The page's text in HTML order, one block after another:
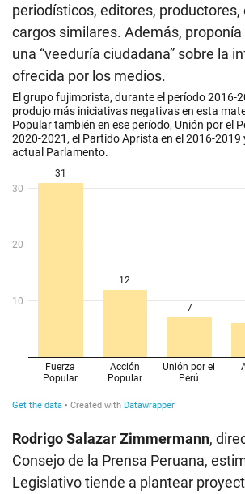
periodísticos, editores,
cargos similares. Además, proponía
una “veeduría ciudadana” sobre la
ofrecida por los medios.
Rodrigo Salazar Zimmermann,
Consejo de la Prensa Peruana,
Legislativo tiende a plantear